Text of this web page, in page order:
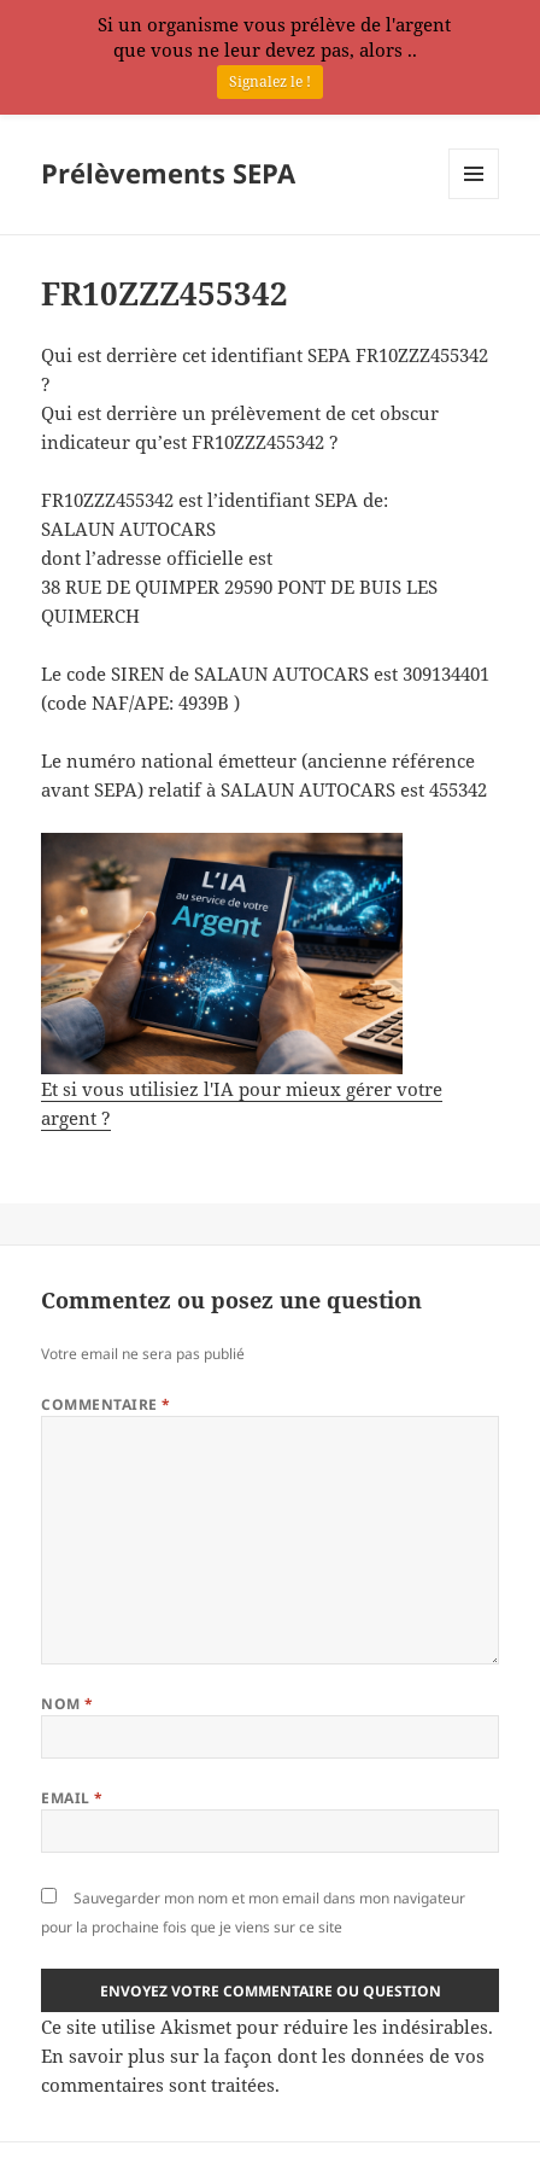
Prélèvements SEPA
FR10ZZZ455342
Qui est derrière cet identifiant SEPA FR10ZZZ455342
?
Qui est derrière un prélèvement de cet obscur
indicateur qu’est FR10ZZZ455342 ?
FR10ZZZ455342 est l’identifiant SEPA de:
SALAUN AUTOCARS
dont l’adresse officielle est
38 RUE DE QUIMPER 29590 PONT DE BUIS LES
QUIMERCH
Le code SIREN de SALAUN AUTOCARS est 309134401
(code NAF/APE: 4939B )
Le numéro national émetteur (ancienne référence
avant SEPA) relatif à SALAUN AUTOCARS est 455342
Et si vous utilisiez l'IA pour mieux gérer votre
argent ?
Commentez ou posez une question
Votre email ne sera pas publié
COMMENTAIRE*
NOM*
EMAIL*
Sauvegarder mon nom et mon email dans mon navigateur
pour la prochaine fois que je viens sur ce site
Ce site utilise Akismet pour réduire les indésirables.
En savoir plus sur la façon dont les données de vos
commentaires sont traitées.
Si un organisme vous prélève de l'argent
que vous ne leur devez pas, alors ..
Signalez le !